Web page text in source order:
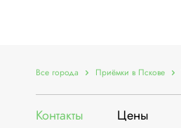
Все города Приёмки в Пскове
Контакты Цены